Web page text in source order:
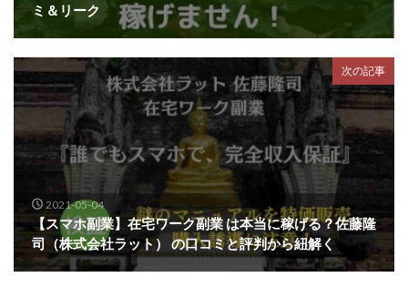
ミ＆リーク
次の記事
2021-05-04
【スマホ副業】在宅ワーク副業 は本当に稼げる？佐藤隆
司（株式会社ラット） の口コミと評判から紐解く